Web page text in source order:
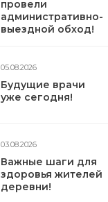
провели
административно-
выездной обход!
05.08.2026
Будущие врачи
уже сегодня!
03.08.2026
Важные шаги для
здоровья жителей
деревни!